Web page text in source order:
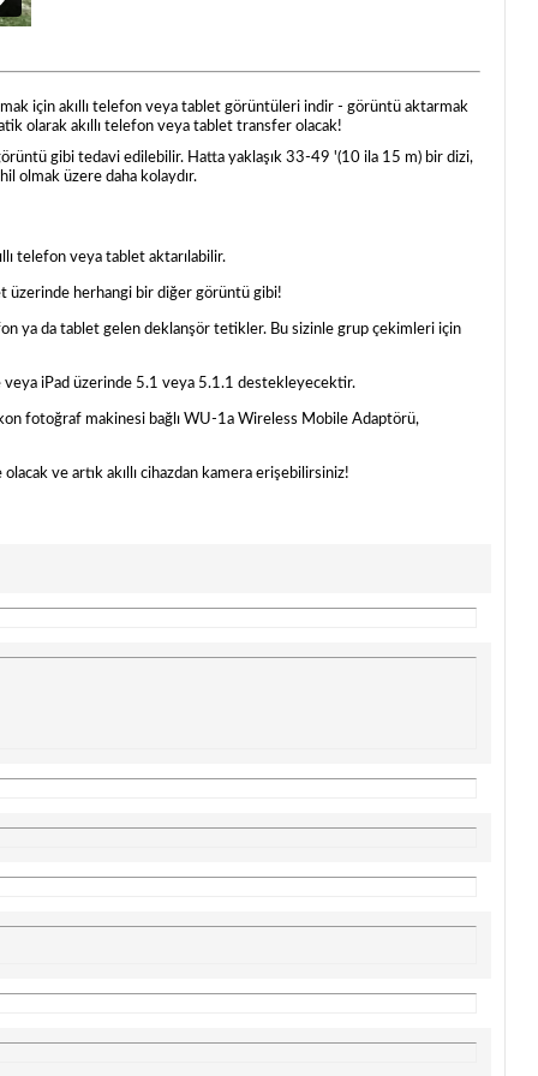
için akıllı telefon veya tablet görüntüleri indir - görüntü aktarmak
olarak akıllı telefon veya tablet transfer olacak!
gibi tedavi edilebilir. Hatta yaklaşık 33-49 '(10 ila 15 m) bir dizi,
olmak üzere daha kolaydır.
telefon veya tablet aktarılabilir.
üzerinde herhangi bir diğer görüntü gibi!
ya da tablet gelen deklanşör tetikler. Bu sizinle grup çekimleri için
veya iPad üzerinde 5.1 veya 5.1.1 destekleyecektir.
fotoğraf makinesi bağlı WU-1a Wireless Mobile Adaptörü,
ve artık akıllı cihazdan kamera erişebilirsiniz!